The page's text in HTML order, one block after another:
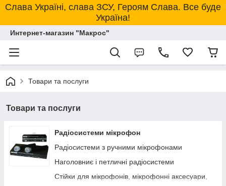
Слава Україні, слава ЗСУ, Героям Слава. Все буде
Україна!
Интернет-магазин "Макрос"
Товари та послуги
Товари та послуги
Радіосистеми мікрофон
Радіосистеми з ручними мікрофонами
Наголовниє і петличні радіосистеми
Стійки для мікрофонів, мікрофонні аксесуари,